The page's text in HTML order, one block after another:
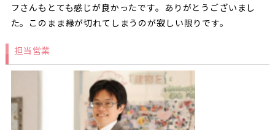
フさんもとても感じが良かったです。ありがとうございまし
た。このまま縁が切れてしまうのが寂しい限りです。
担当営業